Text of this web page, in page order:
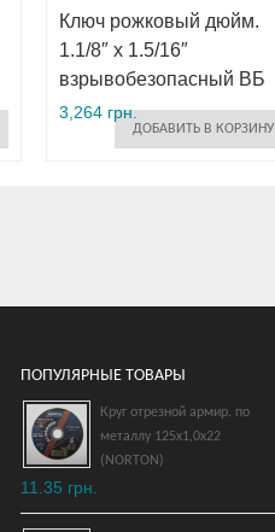
Ключ рожковый дюйм.
1.1/8″ x 1.5/16″
взрывобезопасный ВБ
3,264 грн.
ДОБАВИТЬ В КОРЗИНУ
ПОПУЛЯРНЫЕ ТОВАРЫ
Круг отрезной армир. по
металлу 125х1,0х22
(NORTON)
11.35 грн.